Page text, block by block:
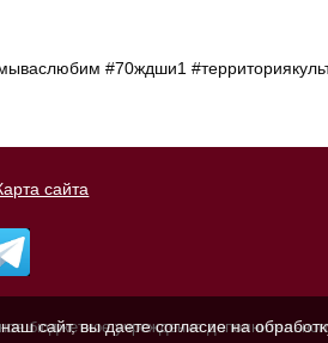
#70ждши1
сайта
бюджетное учреждение
сайт, вы даете согласие на